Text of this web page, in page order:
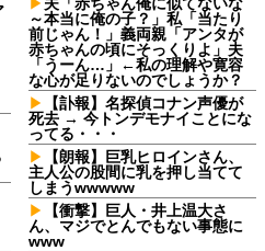
～本当に俺の子？」私「当たり
前じゃん！」義両親「アンタが
赤ちゃんの頃にそっくりよ」夫
「うーん…」←私の理解や寛容
な心が足りないのでしょうか？
【訃報】名探偵コナン声優が
死去 → 今トンデモナイことにな
ってる・・・
【朗報】巨乳ヒロインさん、
主人公の股間に乳を押し当てて
しまうwwwww
【衝撃】巨人・井上温大さ
ん、マジでとんでもない事態に
www